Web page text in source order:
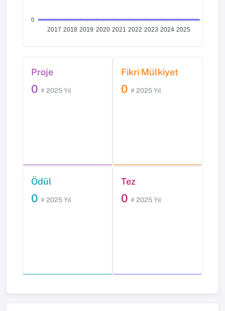
0
2017 2018 2019 2020 2021 2022 2023 2024 2025
Proje
0 # 2025 Yıl
Fikri Mülkiyet
0 # 2025 Yıl
Ödül
0 # 2025 Yıl
Tez
0 # 2025 Yıl